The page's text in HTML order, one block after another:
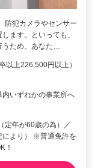
防犯カメラやセンサー
ます。といっても、
うため、あなた…
以上226,500円以上）
いずれかの事業所へ
定年が60歳の為）／
より） ※普通免許を
！